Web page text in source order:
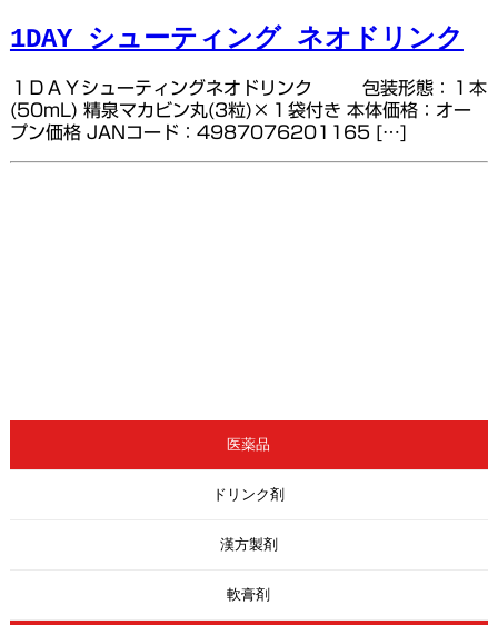
1DAY シューティング ネオドリンク
１ＤＡＹシューティングネオドリンク 包装形態：１本
(50mL) 精泉マカビン丸(3粒)×１袋付き 本体価格：オー
プン価格 JANコード：4987076201165 […]
医薬品
ドリンク剤
漢方製剤
軟膏剤